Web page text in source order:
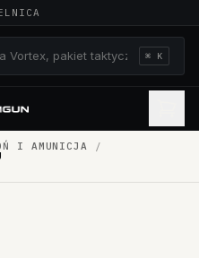
Vortex, pakiet
⌘ K
I AMUNICJA /